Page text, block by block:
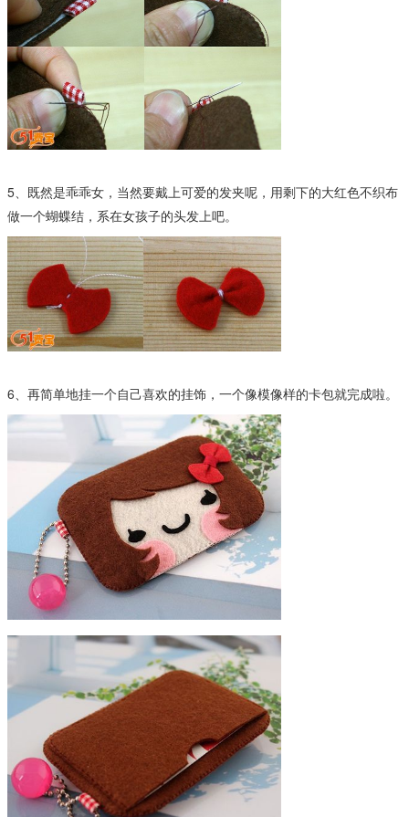
5、既然是乖乖女，当然要戴上可爱的发夹呢，用剩下的大红色不织布
做一个蝴蝶结，系在女孩子的头发上吧。
6、再简单地挂一个自己喜欢的挂饰，一个像模像样的卡包就完成啦。